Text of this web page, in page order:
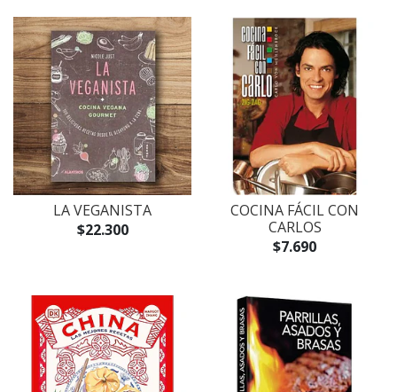
LA VEGANISTA
$22.300
COCINA FÁCIL CON
CARLOS
$7.690